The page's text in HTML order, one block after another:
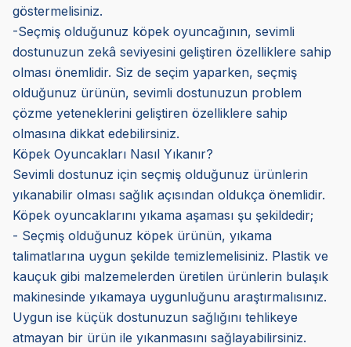
göstermelisiniz.
-Seçmiş olduğunuz köpek oyuncağının, sevimli
dostunuzun zekâ seviyesini geliştiren özelliklere sahip
olması önemlidir. Siz de seçim yaparken, seçmiş
olduğunuz ürünün, sevimli dostunuzun problem
çözme yeteneklerini geliştiren özelliklere sahip
olmasına dikkat edebilirsiniz.
Köpek Oyuncakları Nasıl Yıkanır?
Sevimli dostunuz için seçmiş olduğunuz ürünlerin
yıkanabilir olması sağlık açısından oldukça önemlidir.
Köpek oyuncaklarını yıkama aşaması şu şekildedir;
- Seçmiş olduğunuz köpek ürünün, yıkama
talimatlarına uygun şekilde temizlemelisiniz. Plastik ve
kauçuk gibi malzemelerden üretilen ürünlerin bulaşık
makinesinde yıkamaya uygunluğunu araştırmalısınız.
Uygun ise küçük dostunuzun sağlığını tehlikeye
atmayan bir ürün ile yıkanmasını sağlayabilirsiniz.